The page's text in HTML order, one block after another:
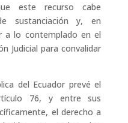
este recurso cabe
sustanciación y, en
a lo contemplado en el
Judicial para convalidar
del Ecuador prevé el
76, y entre sus
el derecho a